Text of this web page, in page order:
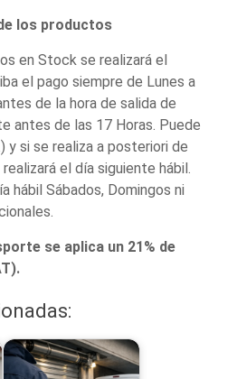
los productos
en Stock se realizará el
el pago siempre de Lunes a
de la hora de salida de
antes de las 17 Horas. Puede
y si se realiza a posteriori de
el día siguiente hábil.
hábil Sábados, Domingos ni
se aplica un 21% de